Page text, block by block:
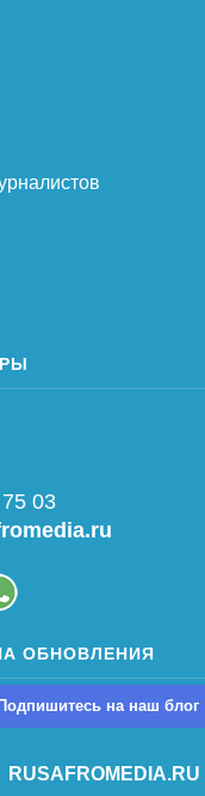
03
ОБНОВЛЕНИЯ
Подпишитесь на наш блог
RUSAFROMEDIA.RU